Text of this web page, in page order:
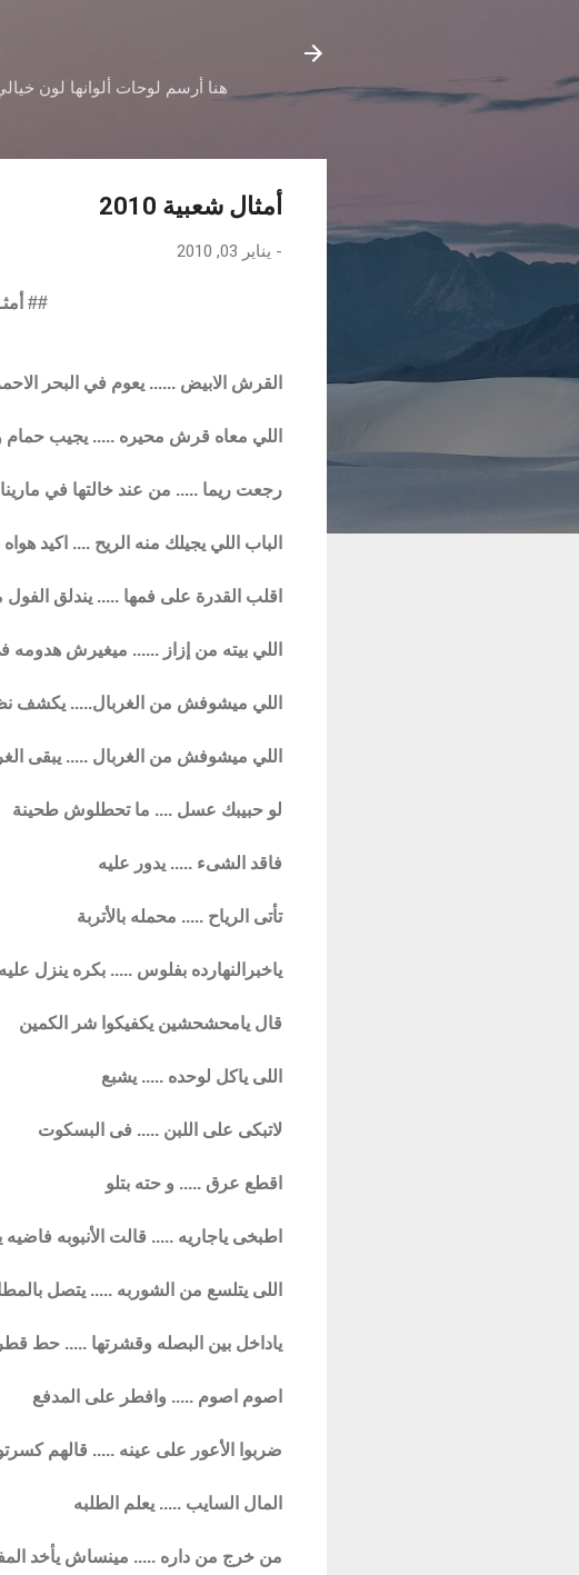
هنا أرسم لوحات ألوانها لون
أمثال شعبية 2010
- يناير 03, 2010
##
القرش الابيض ...... يعوم في البحر
اللي معاه قرش محيره ..... يجيب حمام
رجعت ريما ..... من عند خالتها في مارينا
الباب اللي يجيلك منه الريح .... اكيد
اقلب القدرة على فمها ..... يندلق الفول
اللي بيته من إزاز ...... ميغيرش هدومه
اللي ميشوفش من الغربال..... يكشف
اللي ميشوفش من الغربال ..... يبقى
لو حبيبك عسل .... ما تحطلوش طحينة
فاقد الشىء ..... يدور عليه
تأتى الرياح ..... محمله بالأتربة
ياخبرالنهارده بفلوس ..... بكره ينزل
قال يامحشحشين يكفيكوا شر الكمين
اللى ياكل لوحده ..... يشبع
لاتبكى على اللبن ..... فى البسكوت
اقطع عرق ..... و حته بتلو
اطبخى ياجاريه ..... قالت الأنبوبه
اللى يتلسع من الشوربه ..... يتصل
ياداخل بين البصله وقشرتها ..... حط
اصوم اصوم ..... وافطر على المدفع
ضربوا الأعور على عينه ..... قالهم
المال السايب ..... يعلم الطلبه
من خرج من داره ..... مينساش يأخد